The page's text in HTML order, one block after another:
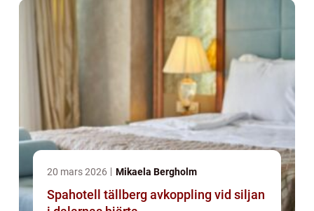
20 mars 2026 Mikaela Bergholm
Spahotell tällberg avkoppling vid siljan